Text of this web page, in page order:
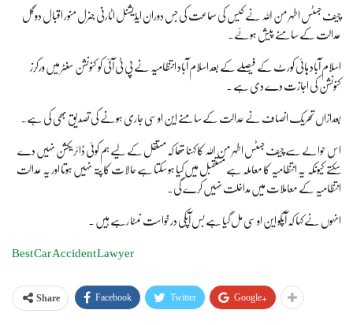
چیف جسٹس اطہر من اللہ نے کیس کی سماعت کی جس دوران ایڈیشنل اٹارنی جنرل منور اقبال دوگل
عدالت کے سامنے پیش ہوئے۔
اسلام آباد ہائی کورٹ کے فیصلے کے بعد اسلام آباد انتظامیہ نے پی ٹی آئی کو کنونشن سنٹر میں ورکرز
کنونشن کی اجازت دے دی ہے ۔
بعدازاں تحریک انصاف نے عدالت کے سامنے این او سی جاری ہونے کی تصدیق بھی کی ہے۔
اس حوالے سے چیف جسٹس اطہر من اللہ کا کہنا تھا کہ مستقل کے لیے ہم کوئی ڈائریکشن نہیں دے
سکتے کیونکہ یہ انتظامیہ کا معاملہ ہے مستقبل میں کیا ہو سکتا ہے حالات کا پتہ نہیں ہوتا اور یہ عدالت
انتظامیہ کے معاملات میں مداخلت نہیں کرے گی۔
انہوں نے کہا کہ آپکو این او سی مل گیا ہے بس آپکی درخواست نمٹا رہے ہیں ۔
Best Car Accident Lawyer
Share Facebook Twitter Google+